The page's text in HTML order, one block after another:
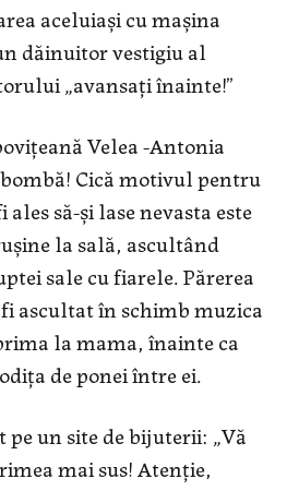
aceluiaşi cu maşina
dăinuitor vestigiu al
„avansaţi înainte!”
Velea -Antonia
Cică motivul pentru
să-şi lase nevasta este
la sală, ascultând
sale cu fiarele. Părerea
fi ascultat în schimb muzica
la mama, înainte ca
de ponei între ei.
pe un site de bijuterii: „Vă
mai sus! Atenţie,